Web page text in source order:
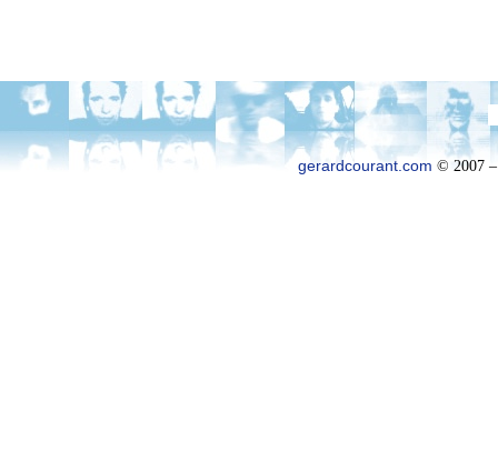
gerardcourant.com © 2007